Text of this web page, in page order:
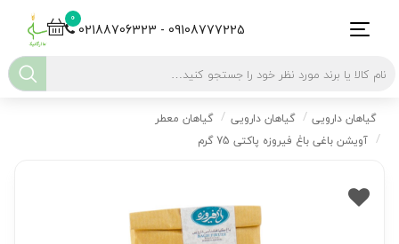
0
02188706323 - 09108777225
گیاهان دارویی گیاهان دارویی
گیاهان معطر
آویشن باغی باغ فیروزه پاکتی 75 گرم